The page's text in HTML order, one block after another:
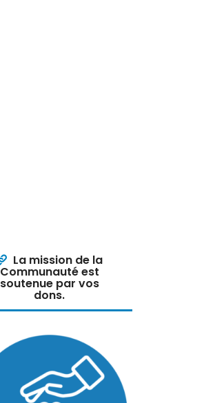
La mission de la
Communauté est
soutenue par vos
dons.